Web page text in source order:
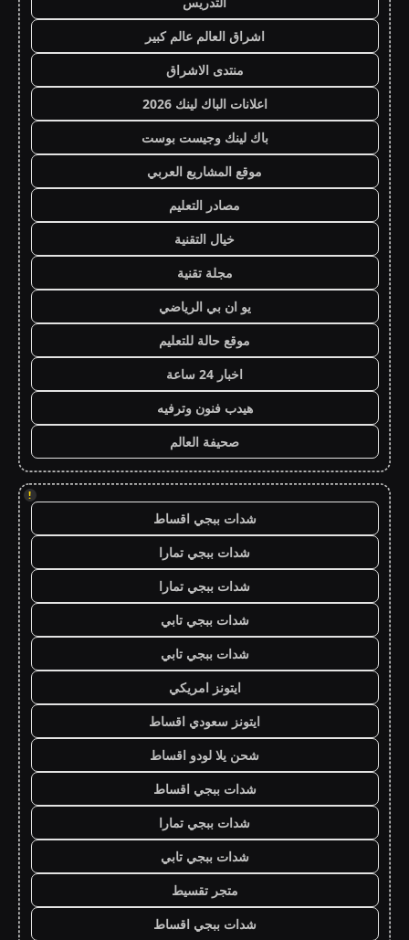
اشراق العالم عالم كبير
منتدى الاشراق
اعلانات الباك لينك 2026
باك لينك وجيست بوست
موقع المشاريع العربي
مصادر التعليم
خيال التقنية
مجلة تقنية
يو ان بي الرياضي
موقع حالة للتعليم
اخبار 24 ساعة
هيدب فنون وترفيه
صحيفة العالم
!
شدات ببجي اقساط
شدات ببجي تمارا
شدات ببجي تمارا
شدات ببجي تابي
شدات ببجي تابي
ايتونز امريكي
ايتونز سعودي اقساط
شحن يلا لودو اقساط
شدات ببجي اقساط
شدات ببجي تمارا
شدات ببجي تابي
متجر تقسيط
شدات ببجي اقساط